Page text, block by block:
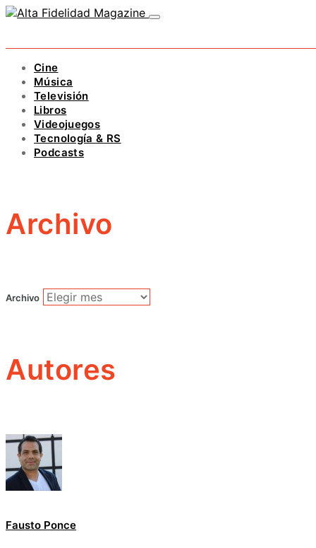
Cine
Música
Televisión
Libros
Videojuegos
Tecnología & RS
Podcasts
Archivo
Archivo
Autores
Fausto Ponce